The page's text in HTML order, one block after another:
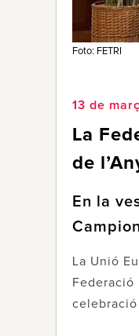
Foto: FETRI
13 de
La
de
En la
La Unió
Federació
celebració